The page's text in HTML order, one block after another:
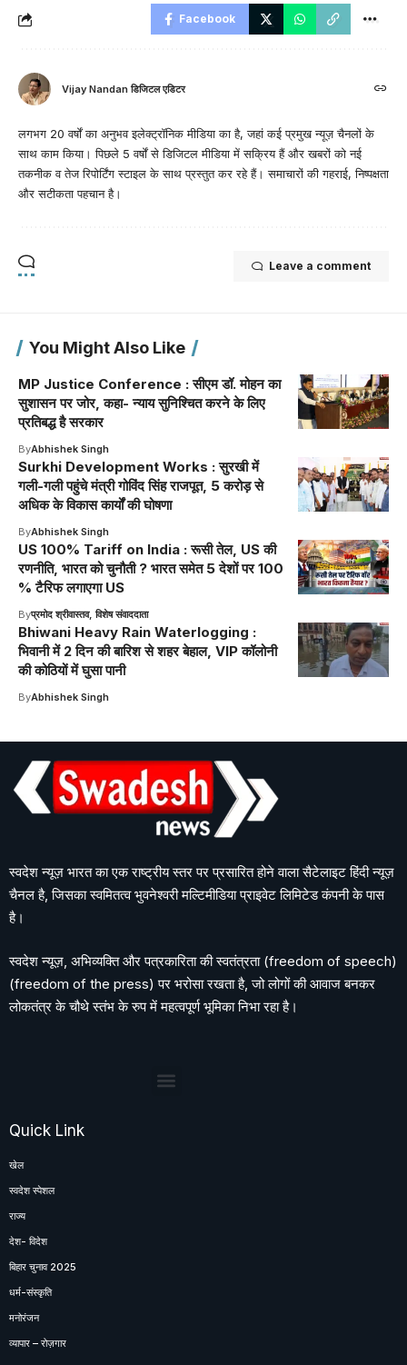
Facebook
Vijay Nandan डिजिटल एडिटर
लगभग 20 वर्षों का अनुभव इलेक्ट्रॉनिक मीडिया का है, जहां कई प्रमुख न्यूज़ चैनलों के
साथ काम किया। पिछले 5 वर्षों से डिजिटल मीडिया में सक्रिय हैं और खबरों को नई
तकनीक व तेज रिपोर्टिंग स्टाइल के साथ प्रस्तुत कर रहे हैं। समाचारों की गहराई, निष्पक्षता
और सटीकता पहचान है।
Leave a comment
You Might Also Like
MP Justice Conference : सीएम डॉ. मोहन का
सुशासन पर जोर, कहा- न्याय सुनिश्चित करने के लिए
प्रतिबद्ध है सरकार
ByAbhishek Singh
Surkhi Development Works : सुरखी में
गली-गली पहुंचे मंत्री गोविंद सिंह राजपूत, 5 करोड़ से
अधिक के विकास कार्यों की घोषणा
ByAbhishek Singh
US 100% Tariff on India : रूसी तेल, US की
रणनीति, भारत को चुनौती ? भारत समेत 5 देशों पर 100
% टैरिफ लगाएगा US
Byप्रमोद श्रीवास्तव, विशेष संवाददाता
Bhiwani Heavy Rain Waterlogging :
भिवानी में 2 दिन की बारिश से शहर बेहाल, VIP कॉलोनी
की कोठियों में घुसा पानी
ByAbhishek Singh
स्वदेश न्यूज़ भारत का एक राष्ट्रीय स्तर पर प्रसारित होने वाला सैटेलाइट हिंदी न्यूज़
चैनल है, जिसका स्वमितत्व भुवनेश्वरी मल्टिमीडिया प्राइवेट लिमिटेड कंपनी के पास
है।
स्वदेश न्यूज़, अभिव्यक्ति और पत्रकारिता की स्वतंत्रता (freedom of speech)
(freedom of the press) पर भरोसा रखता है, जो लोगों की आवाज बनकर
लोकतंत्र के चौथे स्तंभ के रुप में महत्वपूर्ण भूमिका निभा रहा है।
Quick Link
खेल
स्वदेश स्पेशल
राज्य
देश- विदेश
बिहार चुनाव 2025
धर्म-संस्कृति
मनोरंजन
व्यापार – रोज़गार